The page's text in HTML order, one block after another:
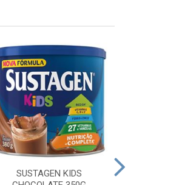
SUSTAGEN KIDS